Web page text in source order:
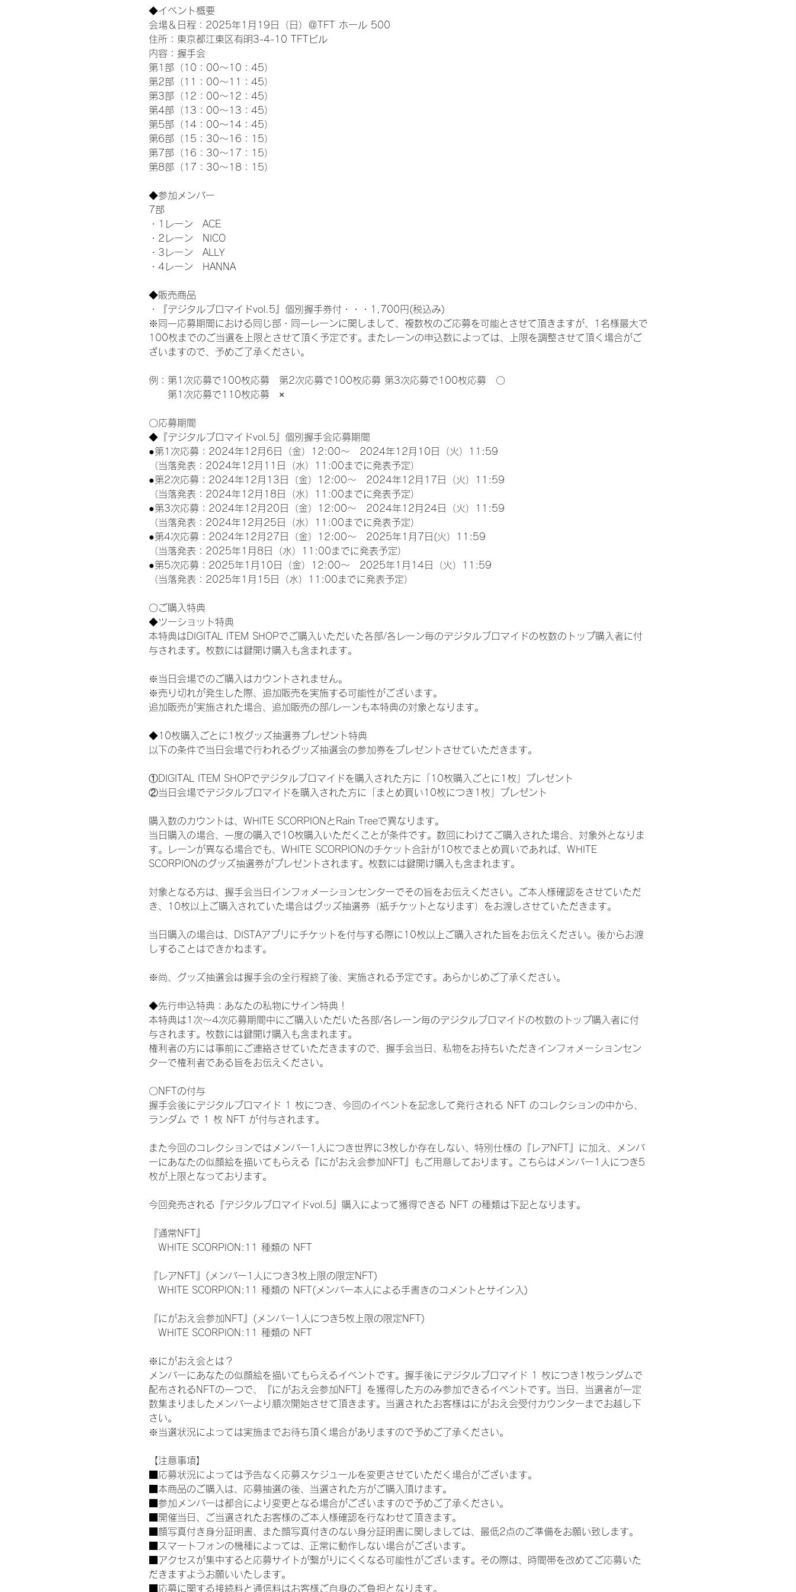
◆イベント概要
会場＆日程：2025年1月19日（日）＠TFT ホール 500
住所：東京都江東区有明3-4-10 TFTビル
内容：握手会
第1部（10：00～10：45）
第2部（11：00～11：45）
第3部（12：00～12：45）
第4部（13：00～13：45）
第5部（14：00～14：45）
第6部（15：30～16：15）
第7部（16：30～17：15）
第8部（17：30～18：15）
◆参加メンバー
7部
・1レーン　ACE
・2レーン　NICO
・3レーン　ALLY
・4レーン　HANNA
◆販売商品
・『デジタルブロマイドvol.5』個別握手券付・・・1,700円(税込み)
※同一応募期間における同じ部・同一レーンに関しまして、複数枚のご応募を可能とさせて頂きますが、1名様最大で
100枚までのご当選を上限とさせて頂く予定です。またレーンの申込数によっては、上限を調整させて頂く場合がご
ざいますので、予めご了承ください。
例：第1次応募で100枚応募　第2次応募で100枚応募 第3次応募で100枚応募　〇
第1次応募で110枚応募　×
〇応募期間
◆『デジタルブロマイドvol.5』個別握手会応募期間
●第1次応募：2024年12月6日（金）12:00～　2024年12月10日（火）11:59
（当落発表：2024年12月11日（水）11:00までに発表予定）
●第2次応募：2024年12月13日（金）12:00～　2024年12月17日（火）11:59
（当落発表：2024年12月18日（水）11:00までに発表予定）
●第3次応募：2024年12月20日（金）12:00～　2024年12月24日（火）11:59
（当落発表：2024年12月25日（水）11:00までに発表予定）
●第4次応募：2024年12月27日（金）12:00～　2025年1月7日(火）11:59
（当落発表：2025年1月8日（水）11:00までに発表予定）
●第5次応募：2025年1月10日（金）12:00～　2025年1月14日（火）11:59
（当落発表：2025年1月15日（水）11:00までに発表予定）
〇ご購入特典
◆ツーショット特典
本特典はDIGITAL ITEM SHOPでご購入いただいた各部/各レーン毎のデジタルブロマイドの枚数のトップ購入者に付
与されます。枚数には鍵開け購入も含まれます。
※当日会場でのご購入はカウントされません。
※売り切れが発生した際、追加販売を実施する可能性がございます。
追加販売が実施された場合、追加販売の部/レーンも本特典の対象となります。
◆10枚購入ごとに1枚グッズ抽選券プレゼント特典
以下の条件で当日会場で行われるグッズ抽選会の参加券をプレゼントさせていただきます。
①DIGITAL ITEM SHOPでデジタルブロマイドを購入された方に「10枚購入ごとに1枚」プレゼント
②当日会場でデジタルブロマイドを購入された方に「まとめ買い10枚につき1枚」プレゼント
購入数のカウントは、WHITE SCORPIONとRain Treeで異なります。
当日購入の場合、一度の購入で10枚購入いただくことが条件です。数回にわけてご購入された場合、対象外となりま
す。レーンが異なる場合でも、WHITE SCORPIONのチケット合計が10枚でまとめ買いであれば、WHITE
SCORPIONのグッズ抽選券がプレゼントされます。枚数には鍵開け購入も含まれます。
対象となる方は、握手会当日インフォメーションセンターでその旨をお伝えください。ご本人様確認をさせていただ
き、10枚以上ご購入されていた場合はグッズ抽選券（紙チケットとなります）をお渡しさせていただきます。
当日購入の場合は、DISTAアプリにチケットを付与する際に10枚以上ご購入された旨をお伝えください。後からお渡
しすることはできかねます。
※尚、グッズ抽選会は握手会の全行程終了後、実施される予定です。あらかじめご了承ください。
◆先行申込特典：あなたの私物にサイン特典！
本特典は1次〜4次応募期間中にご購入いただいた各部/各レーン毎のデジタルブロマイドの枚数のトップ購入者に付
与されます。枚数には鍵開け購入も含まれます。
権利者の方には事前にご連絡させていただきますので、握手会当日、私物をお持ちいただきインフォメーションセン
ターで権利者である旨をお伝えください。
〇NFTの付与
握手会後にデジタルブロマイド 1 枚につき、今回のイベントを記念して発行される NFT のコレクションの中から、
ランダム で 1 枚 NFT が付与されます。
また今回のコレクションではメンバー1人につき世界に3枚しか存在しない、特別仕様の『レアNFT』に加え、メンバ
ーにあなたの似顔絵を描いてもらえる『にがおえ会参加NFT』もご用意しております。こちらはメンバー1人につき5
枚が上限となっております。
今回発売される『デジタルブロマイドvol.5』購入によって獲得できる NFT の種類は下記となります。
『通常NFT』
WHITE SCORPION:11 種類の NFT
『レアNFT』(メンバー1人につき3枚上限の限定NFT)
WHITE SCORPION:11 種類の NFT(メンバー本人による手書きのコメントとサイン入)
『にがおえ会参加NFT』(メンバー1人につき5枚上限の限定NFT)
WHITE SCORPION:11 種類の NFT
※にがおえ会とは？
メンバーにあなたの似顔絵を描いてもらえるイベントです。握手後にデジタルブロマイド 1 枚につき1枚ランダムで
配布されるNFTの一つで、『にがおえ会参加NFT』を獲得した方のみ参加できるイベントです。当日、当選者が一定
数集まりましたメンバーより順次開始させて頂きます。当選されたお客様はにがおえ会受付カウンターまでお越し下
さい。
※当選状況によっては実施までお待ち頂く場合がありますので予めご了承ください。
【注意事項】
■応募状況によっては予告なく応募スケジュールを変更させていただく場合がございます。
■本商品のご購入は、応募抽選の後、当選された方がご購入頂けます。
■参加メンバーは都合により変更となる場合がございますので予めご了承ください。
■開催当日、ご当選されたお客様のご本人様確認を行なわせて頂きます。
■顔写真付き身分証明書、また顔写真付きのない身分証明書に関しましては、最低2点のご準備をお願い致します。
■スマートフォンの機種によっては、正常に動作しない場合がございます。
■アクセスが集中すると応募サイトが繋がりにくくなる可能性がございます。その際は、時間帯を改めてご応募いた
だきますようお願いいたします。
■応募に関する接続料と通信料はお客様ご自身のご負担となります。